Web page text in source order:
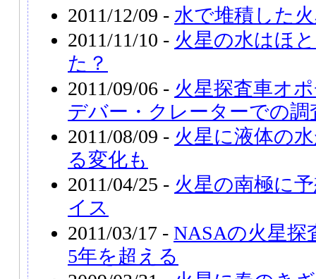
2011/12/09 - 水で堆積した
2011/11/10 - 火星の水はほ
た？
2011/09/06 - 火星探査車オ
デバー・クレーターでの調
2011/08/09 - 火星に液体の
る変化も
2011/04/25 - 火星の南極に
イス
2011/03/17 - NASAの火星探
5年を超える